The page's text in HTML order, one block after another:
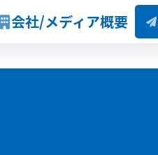
会社/メディア概要